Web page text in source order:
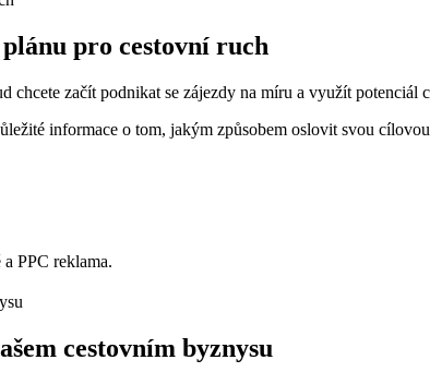
pro cestovní ruch
začít podnikat se zájezdy na míru a využít
informace o tom, jakým způsobem oslovit svou
PPC reklama.
cestovním byznysu